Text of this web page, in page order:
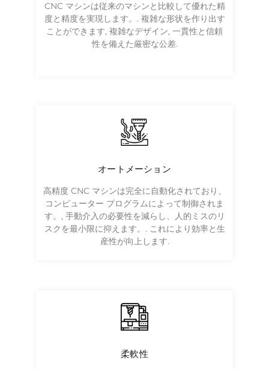
CNC マシンは従来のマシンと比較して優れた精
度と精度を実現します。. 複雑な形状を作り出す
ことができます, 複雑なデザイン, 一貫性と信頼
性を備えた厳密な公差.
オートメーション
高精度 CNC マシンは完全に自動化されており、
コンピューター プログラムによって制御されま
す。, 手動介入の必要性を減らし、人的ミスのリ
スクを最小限に抑えます。. これにより効率と生
産性が向上します.
柔軟性